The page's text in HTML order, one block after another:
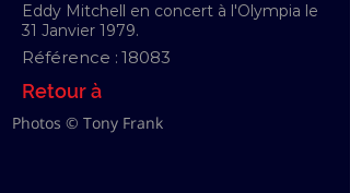
Eddy Mitchell en concert à l'Olympia le
31 Janvier 1979.
Référence : 18083
Retour à
Photos © Tony Frank